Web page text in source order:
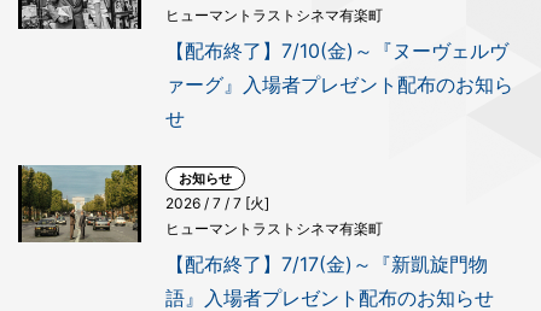
ヒューマントラストシネマ有楽町
【配布終了】7/10(金)～『ヌーヴェルヴ
ァーグ』入場者プレゼント配布のお知ら
せ
お知らせ
2026 / 7 / 7 [火]
ヒューマントラストシネマ有楽町
【配布終了】7/17(金)～『新凱旋門物
語』入場者プレゼント配布のお知らせ